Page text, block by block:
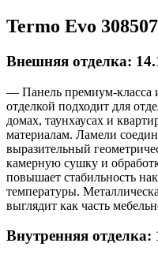
Termo Evo 308507
Внешняя отделка:
— Панель премиум-класса
отделкой подходит для
домах, таунхаусах и
материалам. Ламели
выразительный
камерную сушку и
повышает стабильность
температуры.
выглядит как часть
Внутренняя